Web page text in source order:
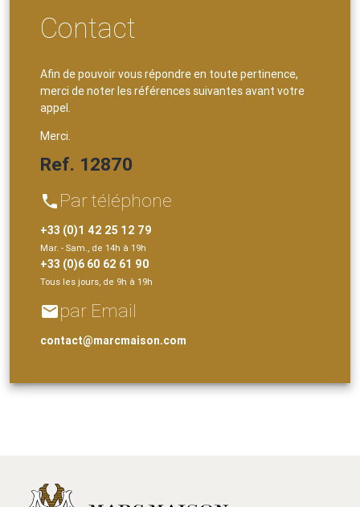
Contact
Afin de pouvoir vous répondre en toute pertinence,
merci de noter les références suivantes avant votre
appel.
Merci.
Ref. 12870
phone Par téléphone
+33 (0)1 42 25 12 79
Mar. - Sam., de 14h à 19h
+33 (0)6 60 62 61 90
Tous les jours, de 9h à 19h
emailpar Email
contact@marcmaison.com